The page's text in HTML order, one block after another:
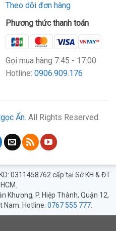
Theo dõi đơn hàng
Phương thức thanh toán
Gọi mua hàng 7:45 - 17:00
Hotline: 0906.909.176
Ẩn . All Rights Reserved.
0311458762 cấp tại Sở KH & ĐT
Khương, P. Hiệp Thành, Quận 12,
Nam. Hotline: 0767 555 777.